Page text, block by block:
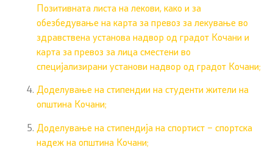
Позитивната листа на лекови, како и за
обезбедување на карта за превоз за лекување во
здравствена установа надвор од градот Кочани и
карта за превоз за лица сместени во
специјализирани установи надвор од градот Кочани;
Доделување на стипендии на студенти жители на
општина Кочани;
Доделување на стипендија на спортист – спортска
надеж на општина Кочани;